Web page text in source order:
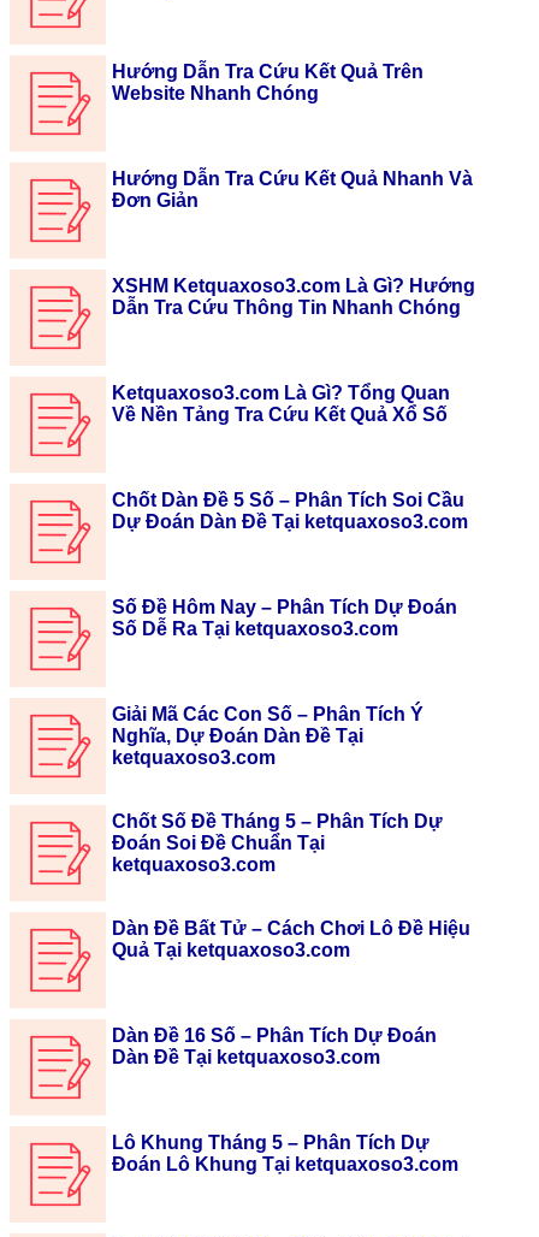
Hướng Dẫn Tra Cứu Kết Quả Trên
Website Nhanh Chóng
Hướng Dẫn Tra Cứu Kết Quả Nhanh Và
Đơn Giản
XSHM Ketquaxoso3.com Là Gì? Hướng
Dẫn Tra Cứu Thông Tin Nhanh Chóng
Ketquaxoso3.com Là Gì? Tổng Quan
Về Nền Tảng Tra Cứu Kết Quả Xổ Số
Chốt Dàn Đề 5 Số – Phân Tích Soi Cầu
Dự Đoán Dàn Đề Tại ketquaxoso3.com
Số Đề Hôm Nay – Phân Tích Dự Đoán
Số Dễ Ra Tại ketquaxoso3.com
Giải Mã Các Con Số – Phân Tích Ý
Nghĩa, Dự Đoán Dàn Đề Tại
ketquaxoso3.com
Chốt Số Đề Tháng 5 – Phân Tích Dự
Đoán Soi Đề Chuẩn Tại
ketquaxoso3.com
Dàn Đề Bất Tử – Cách Chơi Lô Đề Hiệu
Quả Tại ketquaxoso3.com
Dàn Đề 16 Số – Phân Tích Dự Đoán
Dàn Đề Tại ketquaxoso3.com
Lô Khung Tháng 5 – Phân Tích Dự
Đoán Lô Khung Tại ketquaxoso3.com